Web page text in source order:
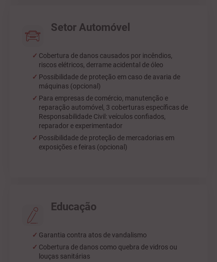
Setor Automóvel
Cobertura de danos causados por incêndios,
riscos elétricos, derrame acidental de óleo
Possibilidade de proteção em caso de avaria de
máquinas (opcional)
Para empresas de comércio, manutenção e
reparação automóvel, 3 coberturas específicas de
Responsabilidade Civil: veículos confiados,
reparador e experimentador
Possibilidade de proteção de mercadorias em
exposições e feiras (opcional)
Educação
Garantia contra atos de vandalismo
Cobertura de danos como quebra de vidros ou
louças sanitárias